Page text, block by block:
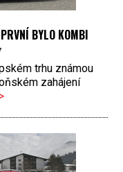
BYLO KOMBI
trhu známou
zahájení